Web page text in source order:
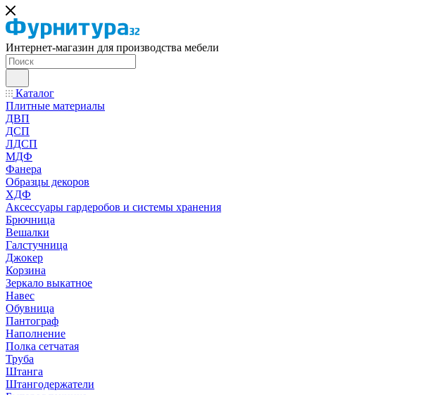
Интернет-магазин для производства мебели
Каталог
Плитные материалы
ДВП
ДСП
ЛДСП
МДФ
Фанера
Образцы декоров
ХДФ
Аксессуары гардеробов и системы хранения
Брючница
Вешалки
Галстучница
Джокер
Корзина
Зеркало выкатное
Навес
Обувница
Пантограф
Наполнение
Полка сетчатая
Труба
Штанга
Штангодержатели